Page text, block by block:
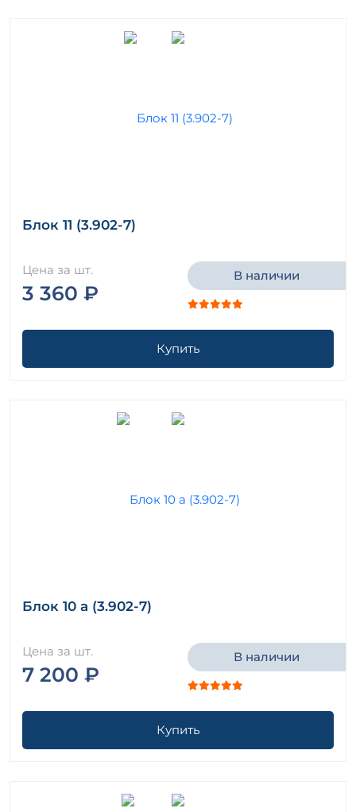
Блок 11 (3.902-7)
Цена за шт.
3 360 ₽
В наличии
Купить
Блок 10 а (3.902-7)
Цена за шт.
7 200 ₽
В наличии
Купить